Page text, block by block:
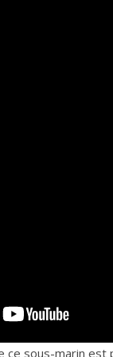
ce sous-marin